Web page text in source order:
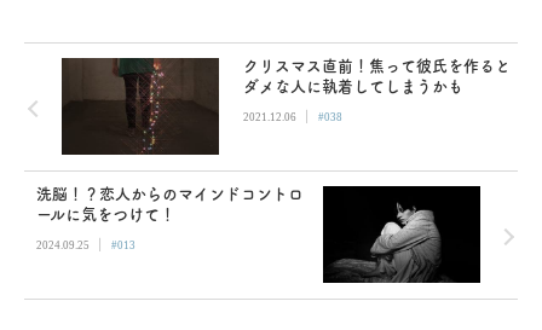
クリスマス直前！焦って彼氏を作ると
ダメな人に執着してしまうかも
2021.12.06 | #038
洗脳！？恋人からのマインドコントロ
ールに気をつけて！
2024.09.25 | #013